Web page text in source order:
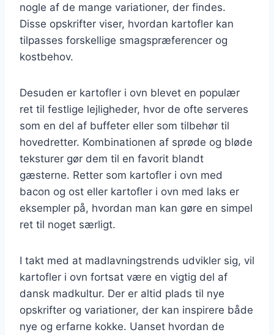
nogle af de mange variationer, der findes.
Disse opskrifter viser, hvordan kartofler kan
tilpasses forskellige smagspræferencer og
kostbehov.
Desuden er kartofler i ovn blevet en populær
ret til festlige lejligheder, hvor de ofte serveres
som en del af buffeter eller som tilbehør til
hovedretter. Kombinationen af sprøde og bløde
teksturer gør dem til en favorit blandt
gæsterne. Retter som kartofler i ovn med
bacon og ost eller kartofler i ovn med laks er
eksempler på, hvordan man kan gøre en simpel
ret til noget særligt.
I takt med at madlavningstrends udvikler sig, vil
kartofler i ovn fortsat være en vigtig del af
dansk madkultur. Der er altid plads til nye
opskrifter og variationer, der kan inspirere både
nye og erfarne kokke. Uanset hvordan de